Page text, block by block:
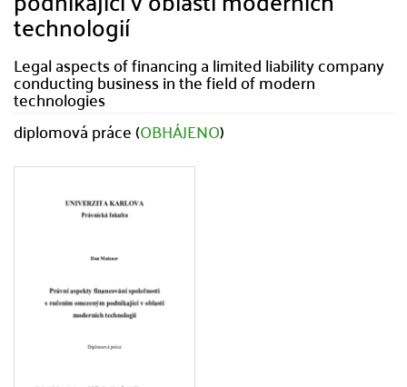
technologií
Legal aspects of financing a limited liability company
conducting business in the field of modern
technologies
diplomová práce (OBHÁJENO)